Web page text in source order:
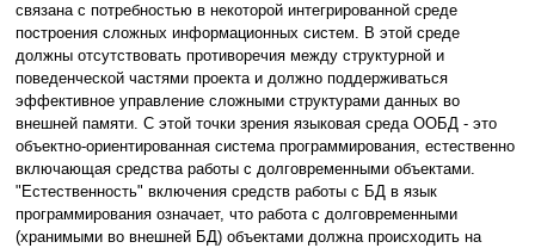
связана с потребностью в некоторой интегрированной среде
построения сложных информационных систем. В этой среде
должны отсутствовать противоречия между структурной и
поведенческой частями проекта и должно поддерживаться
эффективное управление сложными структурами данных во
внешней памяти. С этой точки зрения языковая среда ООБД - это
объектно-ориентированная система программирования, естественно
включающая средства работы с долговременными объектами.
"Естественность" включения средств работы с БД в язык
программирования означает, что работа с долговременными
(хранимыми во внешней БД) объектами должна происходить на